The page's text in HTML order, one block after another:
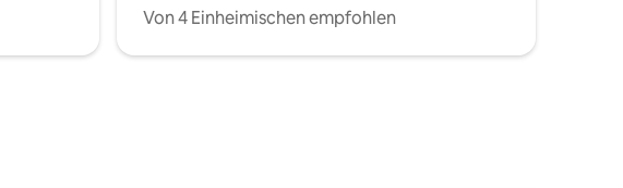
Von 4 Einheimischen empfohlen